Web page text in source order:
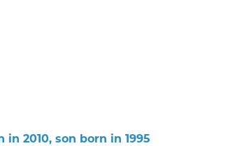
in 2010, son born in 1995